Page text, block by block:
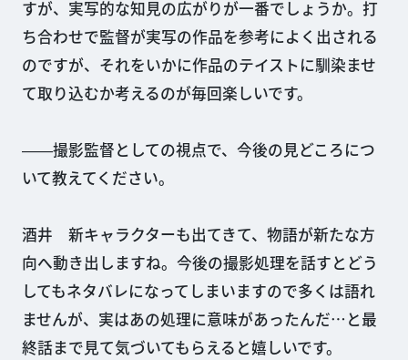
すが、実写的な知見の広がりが一番でしょうか。打
ち合わせで監督が実写の作品を参考によく出される
のですが、それをいかに作品のテイストに馴染ませ
て取り込むか考えるのが毎回楽しいです。
――撮影監督としての視点で、今後の見どころにつ
いて教えてください。
酒井 新キャラクターも出てきて、物語が新たな方
向へ動き出しますね。今後の撮影処理を話すとどう
してもネタバレになってしまいますので多くは語れ
ませんが、実はあの処理に意味があったんだ…と最
終話まで見て気づいてもらえると嬉しいです。